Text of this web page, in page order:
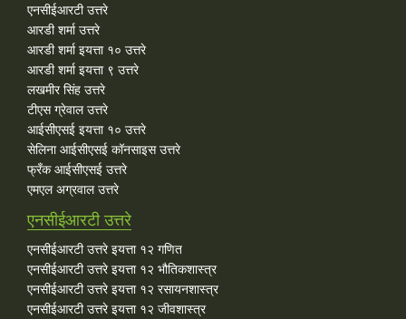
एनसीईआरटी उत्तरे
आरडी शर्मा उत्तरे
आरडी शर्मा इयत्ता १० उत्तरे
आरडी शर्मा इयत्ता ९ उत्तरे
लखमीर सिंह उत्तरे
टीएस ग्रेवाल उत्तरे
आईसीएसई इयत्ता १० उत्तरे
सेलिना आईसीएसई कॉनसाइस उत्तरे
फ्रँक आईसीएसई उत्तरे
एमएल अग्रवाल उत्तरे
एनसीईआरटी उत्तरे
एनसीईआरटी उत्तरे इयत्ता १२ गणित
एनसीईआरटी उत्तरे इयत्ता १२ भौतिकशास्त्र
एनसीईआरटी उत्तरे इयत्ता १२ रसायनशास्त्र
एनसीईआरटी उत्तरे इयत्ता १२ जीवशास्त्र